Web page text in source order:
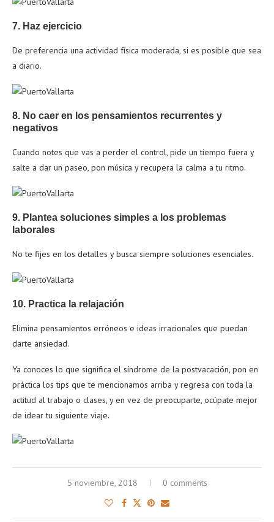
7. Haz ejercicio
De preferencia una actividad física moderada, si es posible que sea
a diario.
8. No caer en los pensamientos recurrentes y
negativos
Cuando notes que vas a perder el control, pide un tiempo fuera y
salte a dar un paseo, pon música y recupera la calma a tu ritmo.
9. Plantea soluciones simples a los problemas
laborales
No te fijes en los detalles y busca siempre soluciones esenciales.
10. Practica la relajación
Elimina pensamientos erróneos e ideas irracionales que puedan
darte ansiedad.
Ya conoces lo que significa el síndrome de la postvacación, pon en
práctica los tips que te mencionamos arriba y regresa con toda la
actitud al trabajo o clases, y en vez de preocuparte, ocúpate mejor
de idear tu siguiente viaje.
5 noviembre, 2018 0 comments